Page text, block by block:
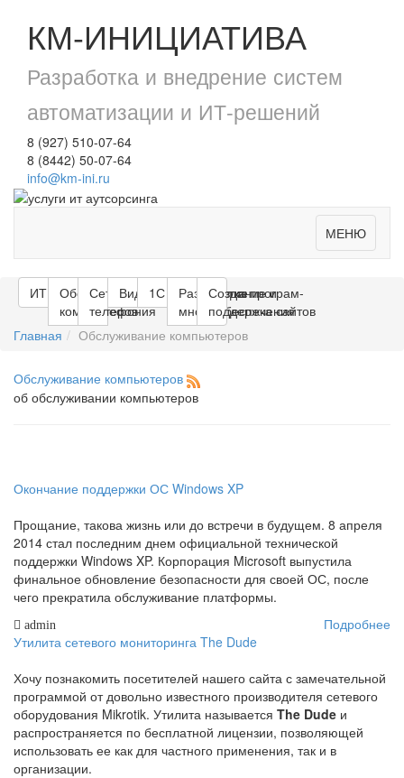
КМ-ИНИЦИАТИВА
Разработка и внедрение систем
автоматизации и ИТ-решений
8 (927) 510-07-64
8 (8442) 50-07-64
info@km-ini.ru
МЕНЮ
ИТ - Аутсорсинг
Обслуживание
компьютеров
Сети и
телефония
Видеонаблюдение
1С Предприятие
Разработка програм-
много обеспечения
Создание и
поддержка сайтов
Главная
Обслуживание компьютеров
Обслуживание компьютеров
об обслуживании компьютеров
Окончание поддержки ОС Windows XP
Прощание, такова жизнь или до встречи в будущем. 8 апреля
2014 стал последним днем официальной технической
поддержки Windows XP. Корпорация Microsoft выпустила
финальное обновление безопасности для своей ОС, после
чего прекратила обслуживание платформы.
admin
Подробнее
Утилита сетевого мониторинга The Dude
Хочу познакомить посетителей нашего сайта с замечательной
программой от довольно известного производителя сетевого
оборудования Mikrotik. Утилита называется The Dude и
распространяется по бесплатной лицензии, позволяющей
использовать ее как для частного применения, так и в
организации.